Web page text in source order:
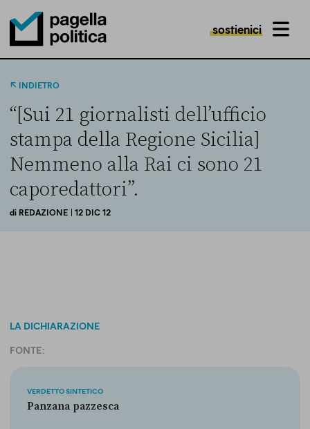
Pagella Politica Logo
sostienici MENU
INDIETRO
“[Sui 21 giornalisti dell’ufficio
stampa della Regione Sicilia]
Nemmeno alla Rai ci sono 21
caporedattori”.
di REDAZIONE | 12 DIC 12
LA DICHIARAZIONE
FONTE:
VERDETTO SINTETICO
Panzana pazzesca